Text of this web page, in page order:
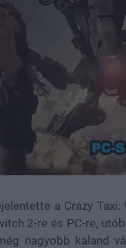
44.67%
a Crazy
2-re és PC-re,
nagyobb kaland